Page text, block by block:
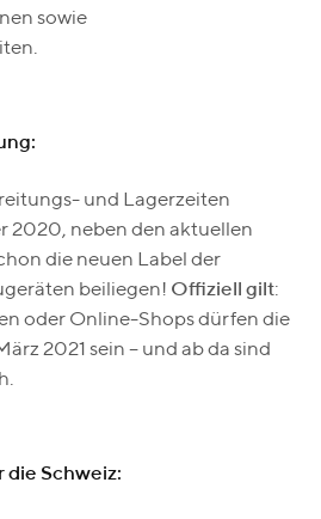
sowie
und Lagerzeiten
2020, neben den aktuellen
die neuen Label der
beiliegen! Offiziell gilt:
oder Online-Shops dürfen die
2021 sein – und ab da sind
die Schweiz: